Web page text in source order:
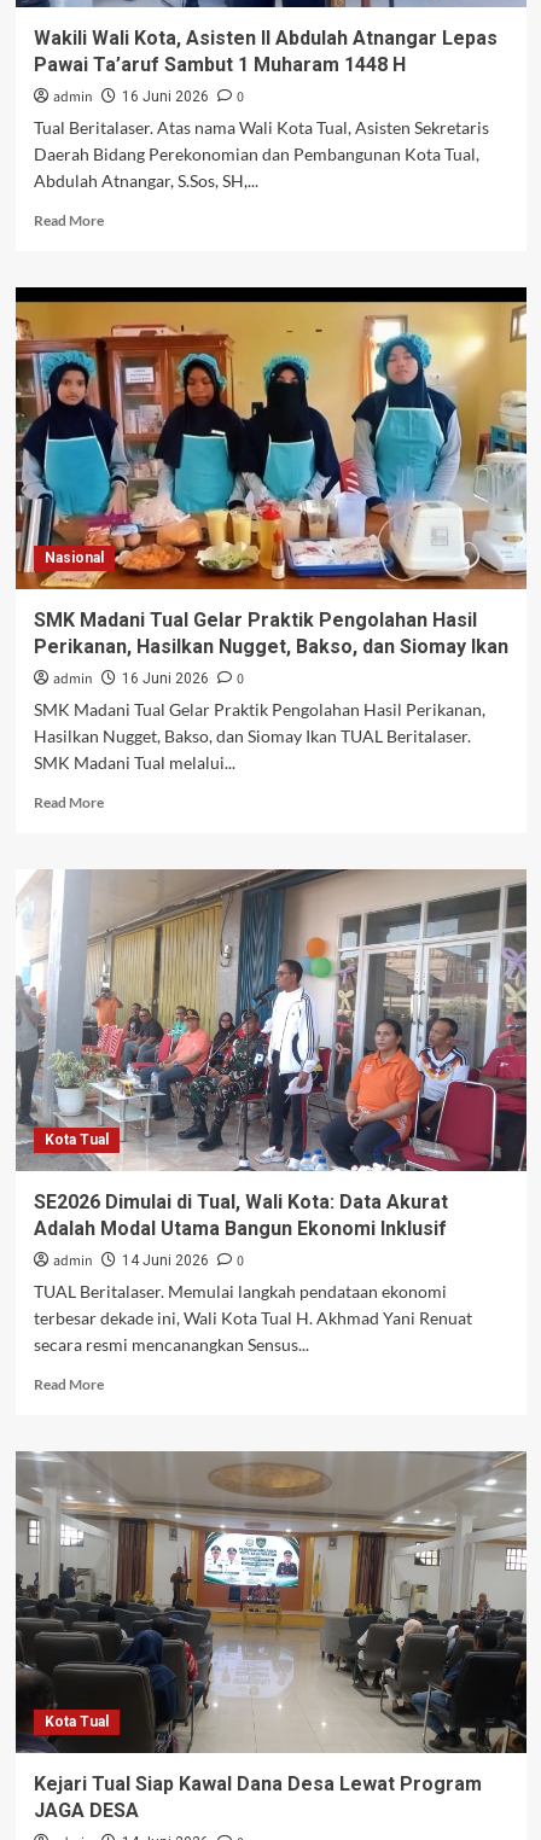
Wakili Wali Kota, Asisten II Abdulah Atnangar Lepas
Pawai Ta’aruf Sambut 1 Muharam 1448 H
admin 16 Juni 2026
0
Tual Beritalaser. Atas nama Wali Kota Tual, Asisten Sekretaris
Daerah Bidang Perekonomian dan Pembangunan Kota Tual,
Abdulah Atnangar, S.Sos, SH,...
Read MoreRead
Wakili
Wali
Kota,
Asisten
Abdulah
Atnangar
Lepas
Pawai
Ta’aruf
Sambut
1
Muharam
1448
Nasional
SMK Madani Tual Gelar Praktik Pengolahan Hasil
Perikanan, Hasilkan Nugget, Bakso, dan Siomay Ikan
admin 16 Juni 2026
0
SMK Madani Tual Gelar Praktik Pengolahan Hasil Perikanan,
Hasilkan Nugget, Bakso, dan Siomay Ikan TUAL Beritalaser.
SMK Madani Tual melalui...
Read MoreRead
SMK
Gelar
Praktik
Pengolahan
Hasil
Perikanan,
Hasilkan
Nugget,
Bakso,
dan
Siomay
Ikan
Kota Tual
SE2026 Dimulai di Tual, Wali Kota: Data Akurat
Adalah Modal Utama Bangun Ekonomi Inklusif
admin 14 Juni 2026
0
TUAL Beritalaser. Memulai langkah pendataan ekonomi
terbesar dekade ini, Wali Kota Tual H. Akhmad Yani Renuat
secara resmi mencanangkan Sensus...
Read MoreRead
SE2026
di
Tual,
Wali
Kota:
Data
Akurat
Adalah
Modal
Utama
Bangun
Ekonomi
Kota Tual
Kejari Tual Siap Kawal Dana Desa Lewat Program
JAGA DESA